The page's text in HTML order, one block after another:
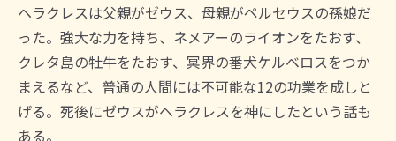
ヘラクレスは父親がゼウス、母親がペルセウスの孫娘だ
った。強大な力を持ち、ネメアーのライオンをたおす、
クレタ島の牡牛をたおす、冥界の番犬ケルベロスをつか
まえるなど、普通の人間には不可能な12の功業を成しと
げる。死後にゼウスがヘラクレスを神にしたという話も
ある。